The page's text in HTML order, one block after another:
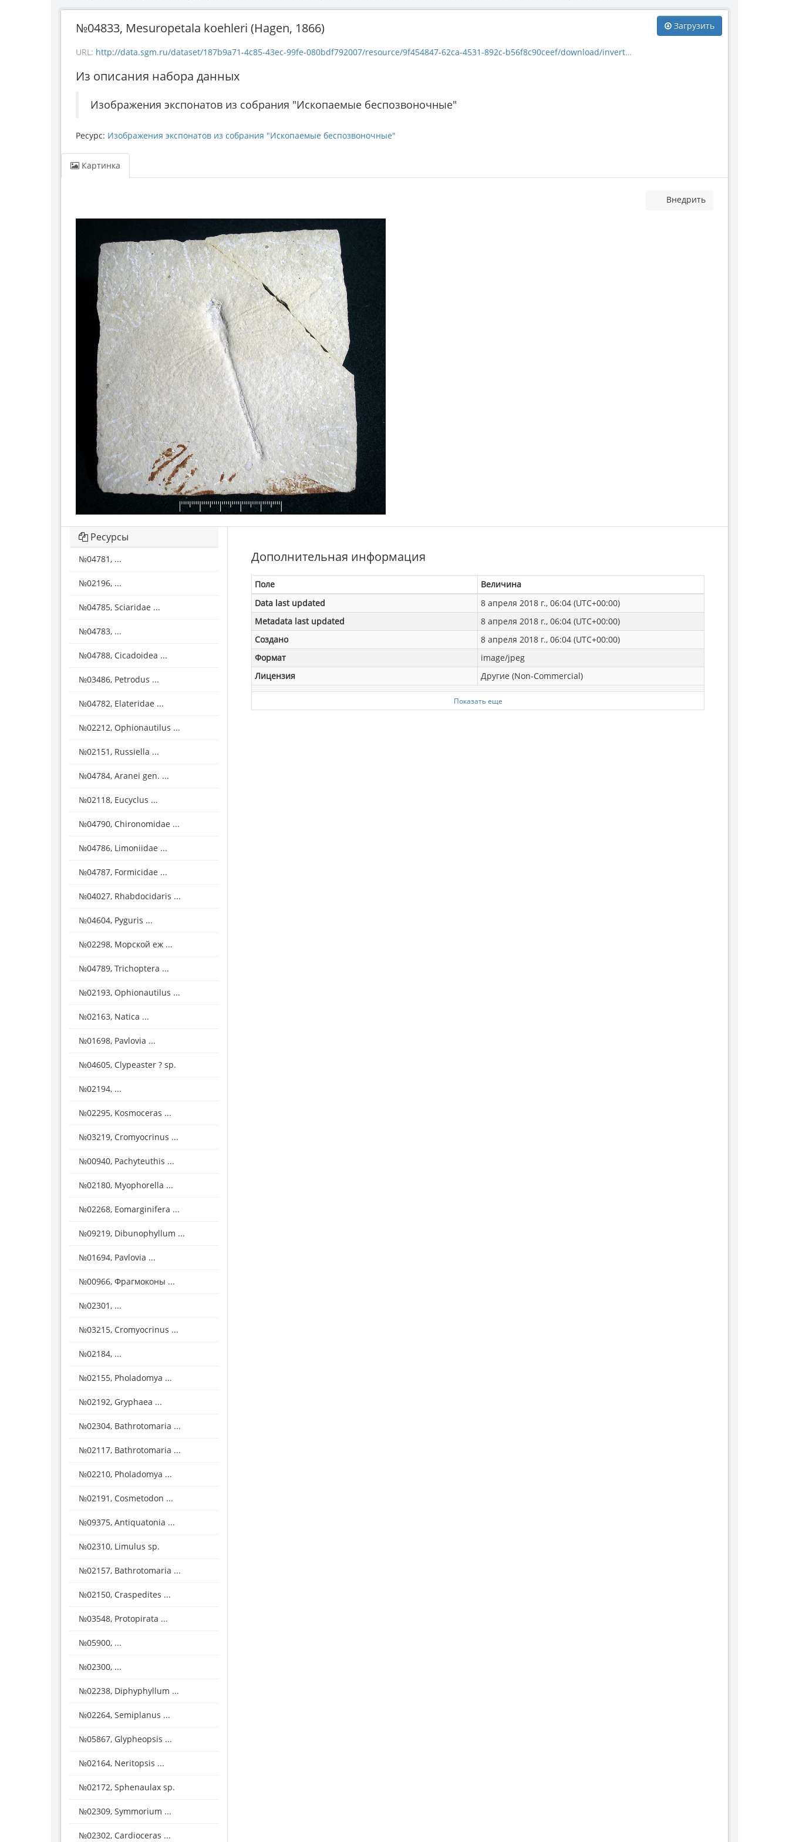
Загрузить
№04833, Mesuropetala koehleri (Hagen, 1866)
URL: http://data.sgm.ru/dataset/187b9a71-4c85-43ec-99fe-080bdf792007/resource/9f454847-62ca-4531-892c-b56f8c90ceef/download/invertebrate_4833.jpg
Из описания набора данных
Изображения экспонатов из собрания "Ископаемые беспозвоночные"
Ресурс: Изображения экспонатов из собрания "Ископаемые беспозвоночные"
Картинка
Внедрить
Дополнительная информация
Поле
Величина
Data last updated
8 апреля 2018 г., 06:04 (UTC+00:00)
Metadata last updated
8 апреля 2018 г., 06:04 (UTC+00:00)
Создано
8 апреля 2018 г., 06:04 (UTC+00:00)
Формат
image/jpeg
Лицензия
Другие (Non-Commercial)
Показать еще
Ресурсы
№04781, ...
№02196, ...
№04785, Sciaridae ...
№04783, ...
№04788, Cicadoidea ...
№03486, Petrodus ...
№04782, Elateridae ...
№02212, Ophionautilus ...
№02151, Russiella ...
№04784, Aranei gen. ...
№02118, Eucyclus ...
№04790, Chironomidae ...
№04786, Limoniidae ...
№04787, Formicidae ...
№04027, Rhabdocidaris ...
№04604, Pyguris ...
№02298, Морской еж ...
№04789, Trichoptera ...
№02193, Ophionautilus ...
№02163, Natica ...
№01698, Pavlovia ...
№04605, Clypeaster ? sp.
№02194, ...
№02295, Kosmoceras ...
№03219, Cromyocrinus ...
№00940, Pachyteuthis ...
№02180, Myophorella ...
№02268, Eomarginifera ...
№09219, Dibunophyllum ...
№01694, Pavlovia ...
№00966, Фрагмоконы ...
№02301, ...
№03215, Cromyocrinus ...
№02184, ...
№02155, Pholadomya ...
№02192, Gryphaea ...
№02304, Bathrotomaria ...
№02117, Bathrotomaria ...
№02210, Pholadomya ...
№02191, Cosmetodon ...
№09375, Antiquatonia ...
№02310, Limulus sp.
№02157, Bathrotomaria ...
№02150, Craspedites ...
№03548, Protopirata ...
№05900, ...
№02300, ...
№02238, Diphyphyllum ...
№02264, Semiplanus ...
№05867, Glypheopsis ...
№02164, Neritopsis ...
№02172, Sphenaulax sp.
№02309, Symmorium ...
№02302, Cardioceras ...